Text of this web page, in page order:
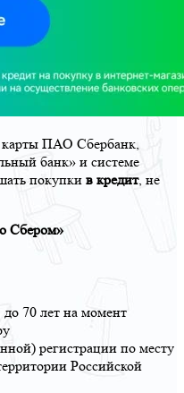
карты ПАО Сбербанк,
банк» и системе
покупки в кредит, не
Сбером»
70 лет на момент
регистрации по месту
Российской